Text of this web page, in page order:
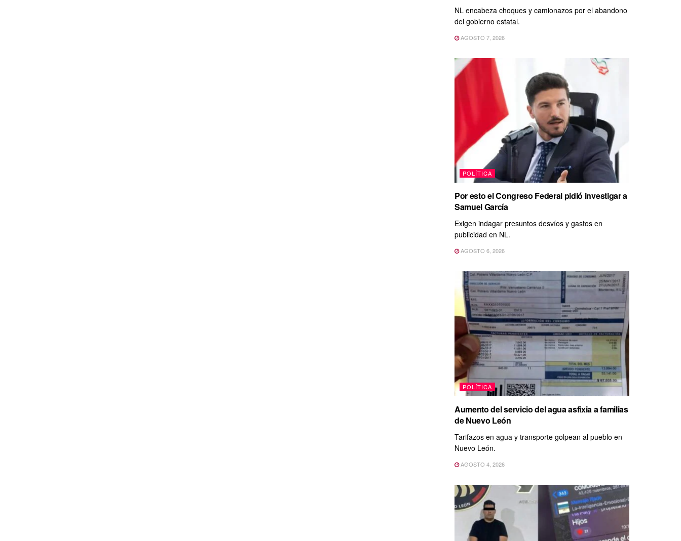
NL encabeza choques y camionazos por el abandono
del gobierno estatal.
AGOSTO 7, 2026
POLÍTICA
Por esto el Congreso Federal pidió investigar a
Samuel García
Exigen indagar presuntos desvíos y gastos en
publicidad en NL.
AGOSTO 6, 2026
POLÍTICA
Aumento del servicio del agua asfixia a familias
de Nuevo León
Tarifazos en agua y transporte golpean al pueblo en
Nuevo León.
AGOSTO 4, 2026